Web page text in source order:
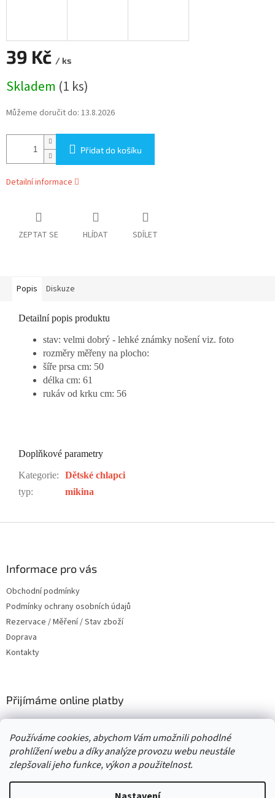
Používáme cookies, abychom Vám umožnili pohodlné
prohlížení webu a díky analýze provozu webu neustále
zlepšovali jeho funkce, výkon a použitelnost.
39 Kč / ks
cena:
Skladem (1 ks)
Můžeme doručit do: 13.8.2026
Přidat do košíku
Detailní informace
ZEPTAT SE HLÍDAT SDÍLET
Popis Diskuze
Detailní popis produktu
stav: velmi dobrý - lehké známky nošení viz. foto
rozměry měřeny na plocho:
šíře prsa cm: 50
délka cm: 61
rukáv od krku cm: 56
Doplňkové parametry
Kategorie:
Dětské chlapci
typ: mikina
Informace pro vás
Obchodní podmínky
Podmínky ochrany osobních údajů
Rezervace / Měření / Stav zboží
Doprava
Kontakty
Přijímáme online platby